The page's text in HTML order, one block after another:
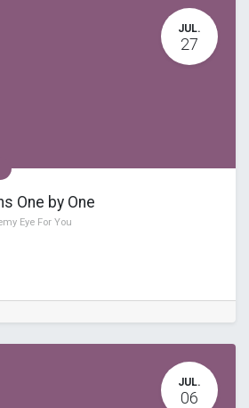
JUL.
27
One by One
Eye For You
JUL.
06